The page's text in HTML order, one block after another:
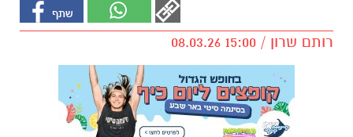
רותם שרון / 15:00 08.03.26